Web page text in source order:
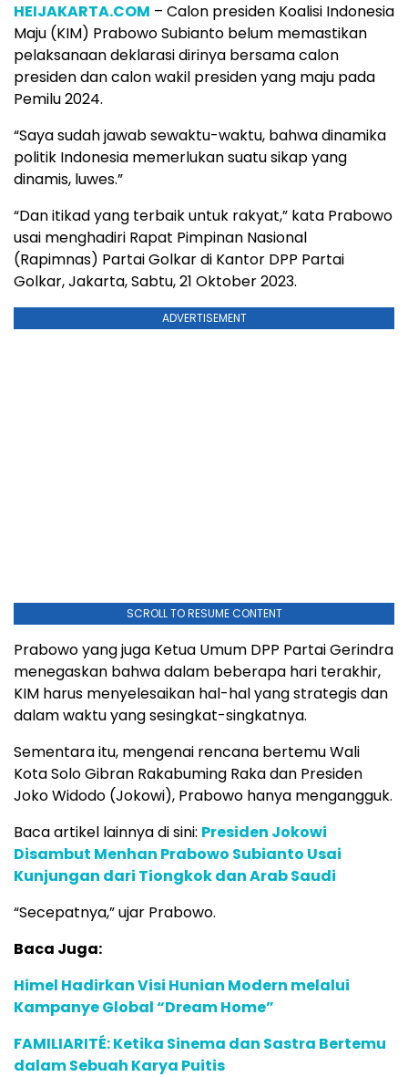
HEIJAKARTA.COM – Calon presiden Koalisi Indonesia
Maju (KIM) Prabowo Subianto belum memastikan
pelaksanaan deklarasi dirinya bersama calon
presiden dan calon wakil presiden yang maju pada
Pemilu 2024.
“Saya sudah jawab sewaktu-waktu, bahwa dinamika
politik Indonesia memerlukan suatu sikap yang
dinamis, luwes.”
“Dan itikad yang terbaik untuk rakyat,” kata Prabowo
usai menghadiri Rapat Pimpinan Nasional
(Rapimnas) Partai Golkar di Kantor DPP Partai
Golkar, Jakarta, Sabtu, 21 Oktober 2023.
ADVERTISEMENT
SCROLL TO RESUME CONTENT
Prabowo yang juga Ketua Umum DPP Partai Gerindra
menegaskan bahwa dalam beberapa hari terakhir,
KIM harus menyelesaikan hal-hal yang strategis dan
dalam waktu yang sesingkat-singkatnya.
Sementara itu, mengenai rencana bertemu Wali
Kota Solo Gibran Rakabuming Raka dan Presiden
Joko Widodo (Jokowi), Prabowo hanya mengangguk.
Baca artikel lainnya di sini: Presiden Jokowi
Disambut Menhan Prabowo Subianto Usai
Kunjungan dari Tiongkok dan Arab Saudi
“Secepatnya,” ujar Prabowo.
Baca Juga:
Himel Hadirkan Visi Hunian Modern melalui
Kampanye Global “Dream Home”
FAMILIARITÉ: Ketika Sinema dan Sastra Bertemu
dalam Sebuah Karya Puitis